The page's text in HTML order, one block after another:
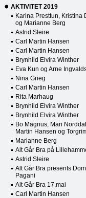
AKTIVITET 2019
Karina Presttun, Kristina
og Marianne Berg
Astrid Sleire
Carl Martin Hansen
Carl Martin Hansen
Brynhild Elvira Winther
Eva Kun og Arne
Nina Grieg
Carl Martin Hansen
Rita Marhaug
Brynhild Elvira Winther
Brynhild Elvira Winther
Bo Magnus, Mari
Martin Hansen og
Marianne Berg
Alt Går Bra på
Astrid Sleire
Alt Går Bra presents
Pagani
Alt Går Bra 17.mai
Carl Martin Hansen